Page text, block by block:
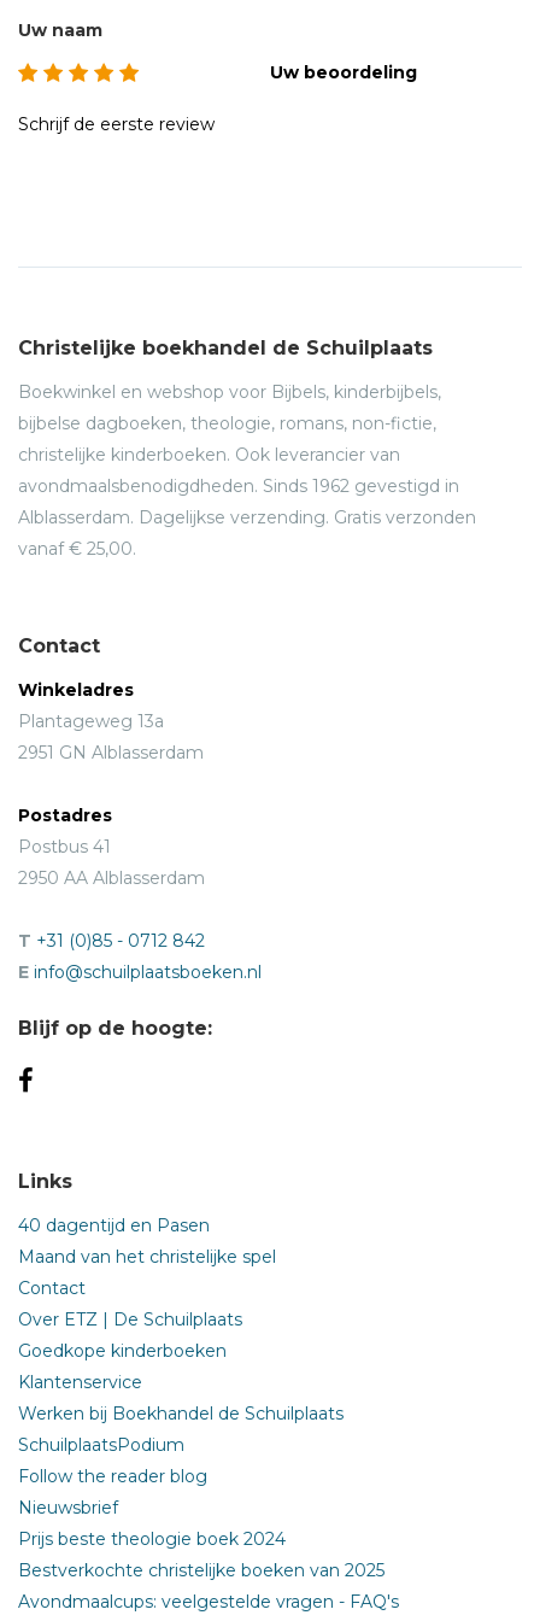
Discs:2 dvd's met in totaal 4 afleveringen
Duur: 100 minuten
Uw naam
Uw beoordeling
Schrijf de eerste review
Christelijke boekhandel de Schuilplaats
Boekwinkel en webshop voor Bijbels, kinderbijbels,
bijbelse dagboeken, theologie, romans, non-fictie,
christelijke kinderboeken. Ook leverancier van
avondmaalsbenodigdheden. Sinds 1962 gevestigd in
Alblasserdam. Dagelijkse verzending. Gratis verzonden
vanaf € 25,00.
Contact
Winkeladres
Plantageweg 13a
2951 GN Alblasserdam
Postadres
Postbus 41
2950 AA Alblasserdam
T +31 (0)85 - 0712 842
E info@schuilplaatsboeken.nl
Blijf op de hoogte:
Links
40 dagentijd en Pasen
Maand van het christelijke spel
Contact
Over ETZ | De Schuilplaats
Goedkope kinderboeken
Klantenservice
Werken bij Boekhandel de Schuilplaats
SchuilplaatsPodium
Follow the reader blog
Nieuwsbrief
Prijs beste theologie boek 2024
Bestverkochte christelijke boeken van 2025
Avondmaalcups: veelgestelde vragen - FAQ's